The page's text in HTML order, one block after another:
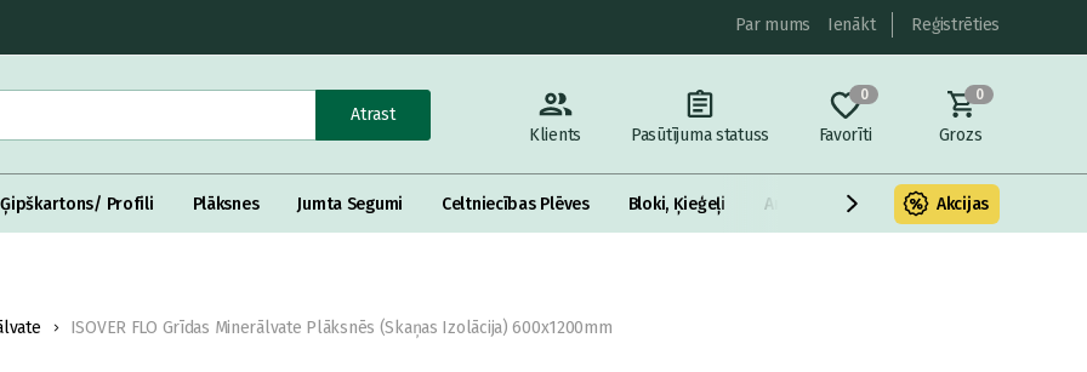
Par mums Ienākt Reģistrēties
Atrast
Klients
Pasūtījuma statuss
0
Favorīti
0
Grozs
Ģipškartons/ Profili Plāksnes Jumta Segumi Celtniecības Plēves Bloki, Ķieģeļi Armatūra un metāls Fasādes
Akcijas
ISOVER FLO Grīdas Minerālvate Plāksnēs (Skaņas Izolācija) 600x1200mm